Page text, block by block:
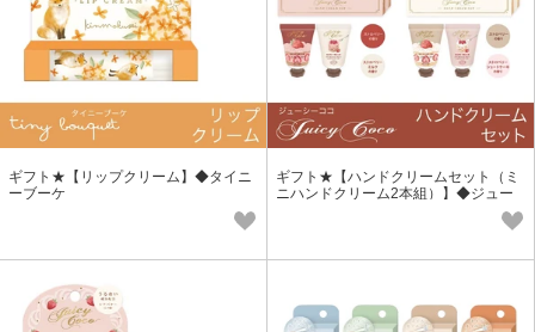
ギフト★【リップクリーム】◆タイニ
ーブーケ
ギフト★【ハンドクリームセット（ミ
ニハンドクリーム2本組）】◆ジュー